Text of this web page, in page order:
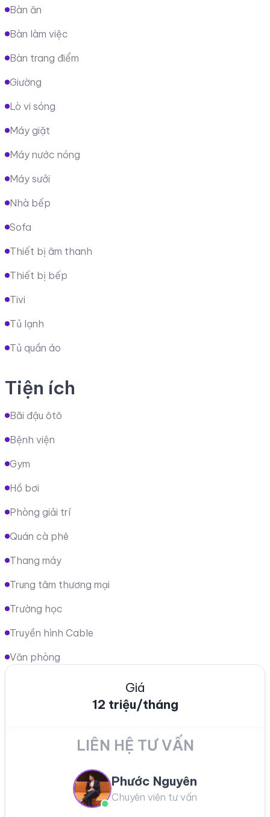
Bàn ăn
Bàn làm việc
Bàn trang điểm
Giường
Lò vi sóng
Máy giặt
Máy nước nóng
Máy sưởi
Nhà bếp
Sofa
Thiết bị âm thanh
Thiết bị bếp
Tivi
Tủ lạnh
Tủ quần áo
Tiện ích
Bãi đậu ôtô
Bệnh viện
Gym
Hồ bơi
Phòng giải trí
Quán cà phê
Thang máy
Trung tâm thương mại
Trường học
Truyền hình Cable
Văn phòng
Giá
12 triệu/tháng
LIÊN HỆ TƯ VẤN
Phước Nguyên
Chuyên viên tư vấn